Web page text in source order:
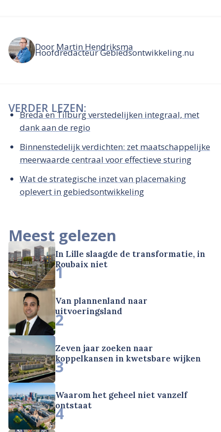
Door Martin Hendriksma
Hoofdredacteur Gebiedsontwikkeling.nu
VERDER LEZEN:
Breda en Tilburg verstedelijken integraal, met
dank aan de regio
Binnenstedelijk verdichten: zet maatschappelijke
meerwaarde centraal voor effectieve sturing
Wat de strategische inzet van placemaking
oplevert in gebiedsontwikkeling
Meest gelezen
In Lille slaagde de transformatie, in
Roubaix niet
1
Van plannenland naar
uitvoeringsland
2
Zeven jaar zoeken naar
koppelkansen in kwetsbare wijken
3
Waarom het geheel niet vanzelf
ontstaat
4